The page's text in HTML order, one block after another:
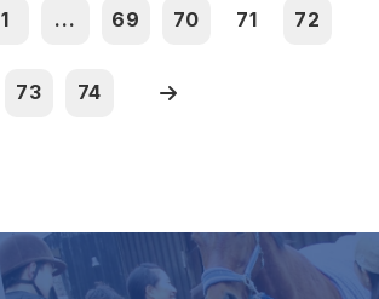
1 ... 69 70 71 72
73 74